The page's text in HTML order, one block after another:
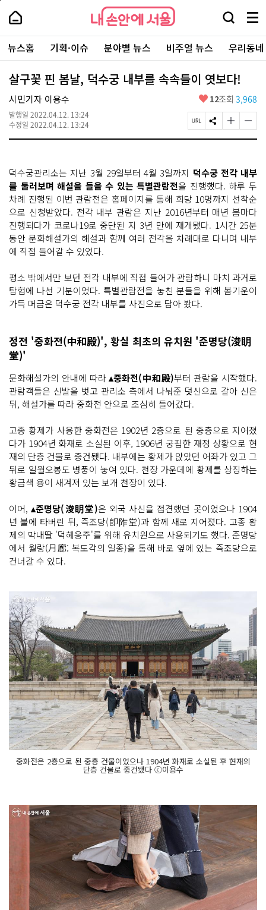
본
로
가
내
손
안
에
서
울
-
서
울
시
대
표
소
털
내
손
에
울
검
창
열
기
메
뉴
전
체
보
주
요
서
뉴스홈 기획·이슈 분야별 뉴스 비주얼 뉴스 우리동
살구꽃 핀 봄날, 덕수궁 내부를 속속들이 엿보다!
시민기자 이용수
발행일 2022.04.12. 13:24
수정일 2022.04.12. 13:24
좋
요
12조회 3,968
페
이
R
L
복
사
S
N
하
기
글
자
크
게
변
경
하
기
글
자
작
게
변
경
하
기
덕수궁관리소는 지난 3월 29일부터 4월 3일까지 덕수궁 전각 내부
를 둘러보며 해설을 들을 수 있는 특별관람전을 진행했다. 하루 두
차례 진행된 이번 관람전은 홈페이지를 통해 회당 10명까지 선착순
으로 신청받았다. 전각 내부 관람은 지난 2016년부터 매년 봄마다
진행되다가 코로나19로 중단된 지 3년 만에 재개됐다. 1시간 25분
동안 문화해설가의 해설과 함께 여러 전각을 차례대로 다니며 내부
에 직접 들어갈 수 있었다.
평소 밖에서만 보던 전각 내부에 직접 들어가 관람하니 마치 과거로
탐험에 나선 기분이었다. 특별관람전을 놓친 분들을 위해 봄기운이
가득 머금은 덕수궁 전각 내부를 사진으로 담아 봤다.
정전 '중화전(中和殿)', 황실 최초의 유치원 '준명당(浚眀
堂)'
문화해설가의 안내에 따라▴중화전(中和殿)부터 관람을 시작했다.
관람객들은 신발을 벗고 관리소 측에서 나눠준 덧신으로 갈아 신은
뒤, 해설가를 따라 중화전 안으로 조심히 들어갔다.
고종 황제가 사용한 중화전은 1902년 2층으로 된 중층으로 지어졌
다가 1904년 화재로 소실된 이후, 1906년 궁핍한 재정 상황으로 현
재의 단층 건물로 중건됐다. 내부에는 황제가 앉았던 어좌가 있고 그
뒤로 일월오봉도 병풍이 놓여 있다. 천장 가운데에 황제를 상징하는
황금색 용이 새겨져 있는 보개 천장이 있다.
이어,▴준명당(浚眀堂)은 외국 사신을 접견했던 곳이었으나 1904
년 불에 타버린 뒤, 즉조당(卽阼堂)과 함께 새로 지어졌다. 고종 황
제의 막내딸 '덕혜옹주'를 위해 유치원으로 사용되기도 했다. 준명당
에서 월랑(月廊; 복도각의 일종)을 통해 바로 옆에 있는 즉조당으로
건너갈 수 있다.
중화전은 2층으로 된 중층 건물이었으나 1904년 화재로 소실된 후 현재의
단층 건물로 중건됐다 ⓒ이용수
페
상
단
로